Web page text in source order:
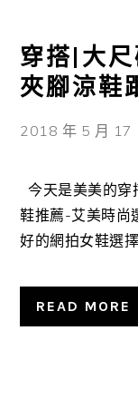
穿搭|大
夾腳涼鞋
2018 年 5 月 17
今天是美美的穿
鞋推薦-艾美時尚
好的網拍女鞋選
READ MORE